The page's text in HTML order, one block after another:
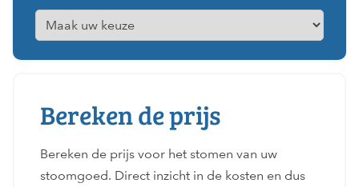
Bereken de prijs
Bereken de prijs voor het stomen van uw
stoomgoed. Direct inzicht in de kosten en dus